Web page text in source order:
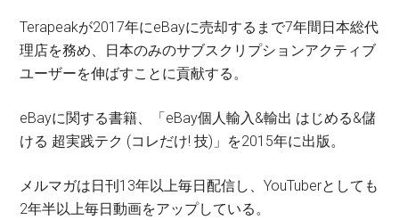
Terapeakが2017年にeBayに売却するまで7年間日本総代
理店を務め、日本のみのサブスクリプションアクティブ
ユーザーを伸ばすことに貢献する。
eBayに関する書籍、「eBay個人輸入&輸出 はじめる&儲
ける 超実践テク (コレだけ! 技)」を2015年に出版。
メルマガは日刊13年以上毎日配信し、YouTuberとしても
2年半以上毎日動画をアップしている。